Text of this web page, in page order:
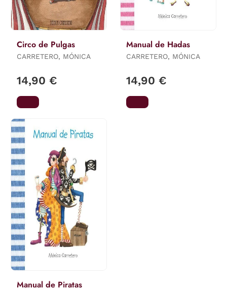
Circo de Pulgas
CARRETERO, MÓNICA
14,90 €
Manual de Hadas
CARRETERO, MÓNICA
14,90 €
Manual de Piratas